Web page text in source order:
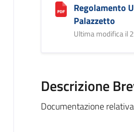
Regolamento
Palazzetto
Ultima modifica il
Descrizione
Documentazione